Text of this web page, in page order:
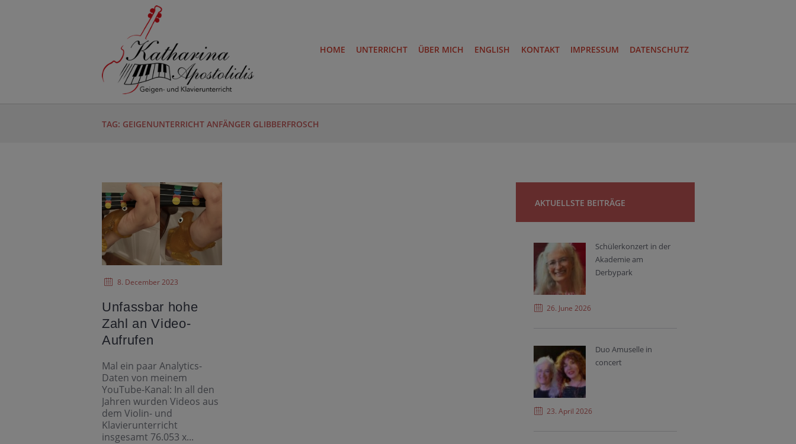
HOME UNTERRICHT ÜBER MICH ENGLISH KONTAKT IMPRESSUM DATENSCHUTZ
TAG: GEIGENUNTERRICHT ANFÄNGER GLIBBERFROSCH
8. December 2023
Unfassbar hohe
Zahl an Video-
Aufrufen
Mal ein paar Analytics-
Daten von meinem
YouTube-Kanal: In all den
Jahren wurden Videos aus
dem Violin- und
Klavierunterricht
insgesamt 76.053 x...
AKTUELLSTE BEITRÄGE
Schülerkonzert in der
Akademie am
Derbypark
26. June 2026
Duo Amuselle in
concert
23. April 2026